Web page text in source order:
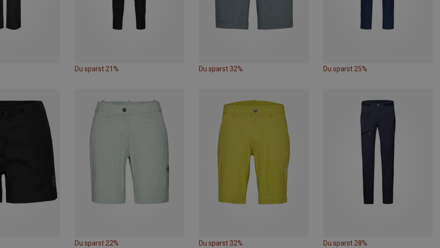
Du sparst 21% Du sparst 32% Du sparst 25%
Du sparst 22% Du sparst 32% Du sparst 28%